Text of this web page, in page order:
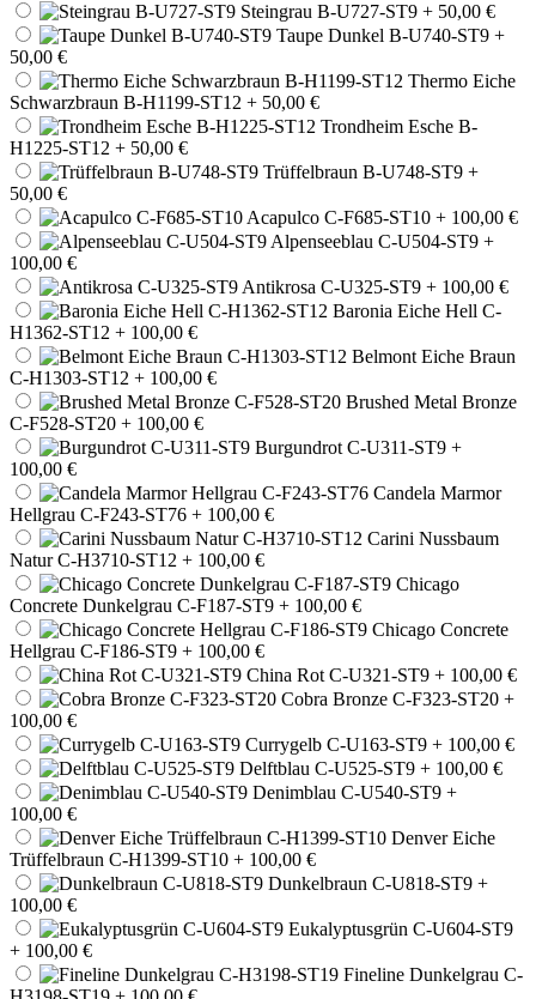
Steingrau B-U727-ST9 + 50,00 €
Taupe Dunkel B-U740-ST9 +
50,00 €
Thermo Eiche
Schwarzbraun B-H1199-ST12 + 50,00 €
Trondheim Esche B-
H1225-ST12 + 50,00 €
Trüffelbraun B-U748-ST9 +
50,00 €
Acapulco C-F685-ST10 + 100,00 €
Alpenseeblau C-U504-ST9 +
100,00 €
Antikrosa C-U325-ST9 + 100,00 €
Baronia Eiche Hell C-
H1362-ST12 + 100,00 €
Belmont Eiche Braun
C-H1303-ST12 + 100,00 €
Brushed Metal Bronze
C-F528-ST20 + 100,00 €
Burgundrot C-U311-ST9 +
100,00 €
Candela Marmor
Hellgrau C-F243-ST76 + 100,00 €
Carini Nussbaum
Natur C-H3710-ST12 + 100,00 €
Chicago
Concrete Dunkelgrau C-F187-ST9 + 100,00 €
Chicago Concrete
Hellgrau C-F186-ST9 + 100,00 €
China Rot C-U321-ST9 + 100,00 €
Cobra Bronze C-F323-ST20 +
100,00 €
Currygelb C-U163-ST9 + 100,00 €
Delftblau C-U525-ST9 + 100,00 €
Denimblau C-U540-ST9 +
100,00 €
Denver Eiche
Trüffelbraun C-H1399-ST10 + 100,00 €
Dunkelbraun C-U818-ST9 +
100,00 €
Eukalyptusgrün C-U604-ST9
+ 100,00 €
Fineline Dunkelgrau C-